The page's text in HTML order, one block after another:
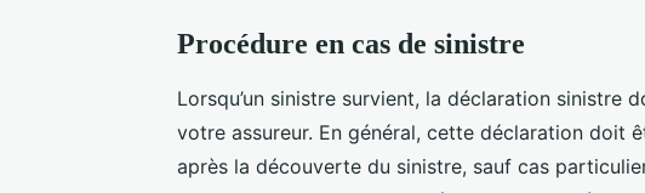
Procédure en cas de sinistre
Lorsqu’un sinistre survient, la déclaration sinistre
votre assureur. En général, cette déclaration doit
après la découverte du sinistre, sauf cas